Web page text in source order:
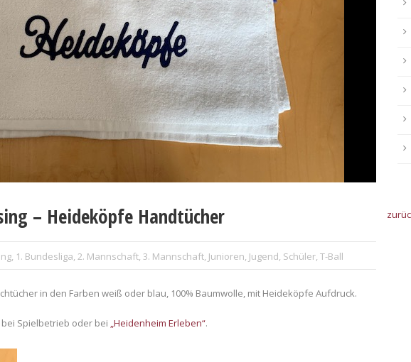
– Heideköpfe Handtücher
, 1. Bundesliga, 2. Mannschaft, 3. Mannschaft, Junioren, Jugend, Schüler, T-Ball
in den Farben weiß oder blau, 100% Baumwolle, mit Heideköpfe Aufdruck.
Spielbetrieb oder bei „Heidenheim Erleben“.